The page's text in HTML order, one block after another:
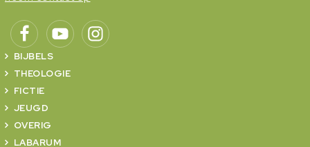
BIJBELS
THEOLOGIE
FICTIE
JEUGD
OVERIG
LABARUM